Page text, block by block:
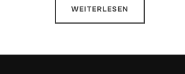
WEITERLESEN